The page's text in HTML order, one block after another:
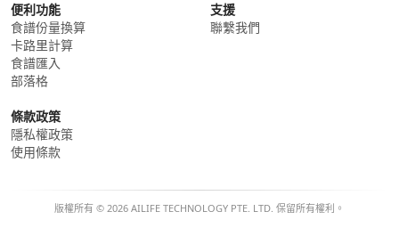
便利功能
食譜份量換算
卡路里計算
食譜匯入
部落格
支援
聯繫我們
條款政策
隱私權政策
使用條款
版權所有 © 2026 AILIFE TECHNOLOGY PTE. LTD. 保留所有權利。